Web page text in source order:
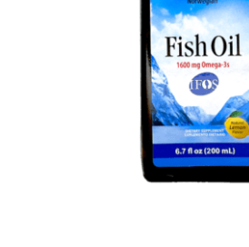
TÉRMINOS Y CONDICIONES